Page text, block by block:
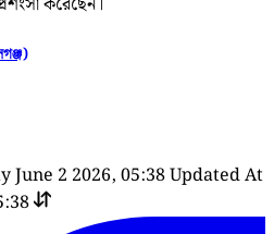
June 2 2026, 05:38Updated At